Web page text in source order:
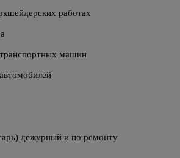
работах
машин
дежурный и по ремонту